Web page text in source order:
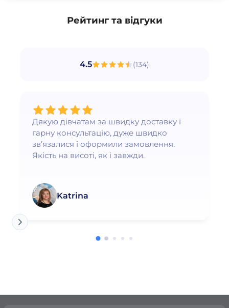
Рейтинг та відгуки
4.5 (134)
Дякую дівчатам за швидку доставку і
гарну консультацію, дуже швидко
зв’язалися і оформили замовлення.
Якість на висоті, як і завжди.
Katrina